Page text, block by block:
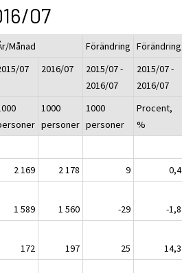
07
Månad Förändring Förändring
07
2016/07
2015/07 -
2016/07
2015/07 -
2016/07
1000
personer
1000
personer
Procent,
%
2 169 2 178 9
0,4
1 589 1 560 -29
-1,8
172 197 25
14,3